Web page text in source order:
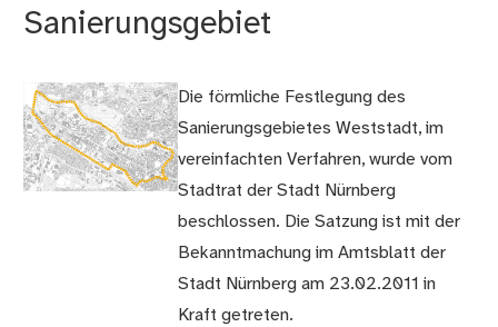
Sanierungsgebiet
Die förmliche Festlegung des
Sanierungsgebietes Weststadt, im
vereinfachten Verfahren, wurde vom
Stadtrat der Stadt Nürnberg
beschlossen. Die Satzung ist mit der
Bekanntmachung im Amtsblatt der
Stadt Nürnberg am 23.02.2011 in
Kraft getreten.